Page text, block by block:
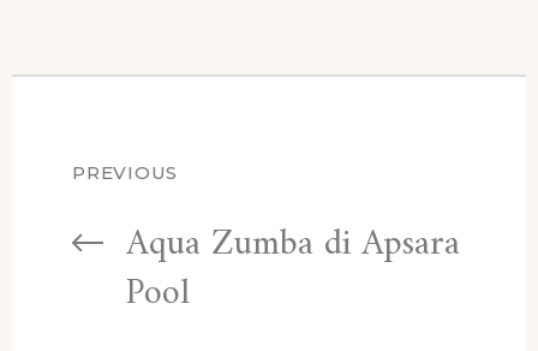
PREVIOUS
Aqua Zumba di Apsara
Pool